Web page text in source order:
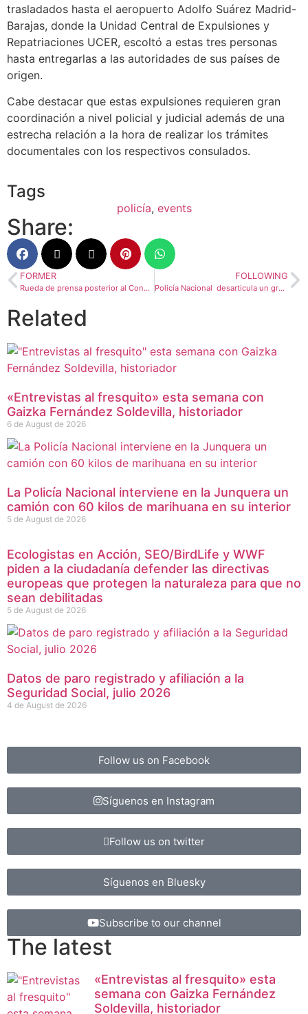
trasladados hasta el aeropuerto Adolfo Suárez Madrid-
Barajas, donde la Unidad Central de Expulsiones y
Repatriaciones UCER, escoltó a estas tres personas
hasta entregarlas a las autoridades de sus países de
origen.
Cabe destacar que estas expulsiones requieren gran
coordinación a nivel policial y judicial además de una
estrecha relación a la hora de realizar los trámites
documentales con los respectivos consulados.
Tags
policía, events
Share:
FORMER
Rueda de prensa posterior al Consejo de Ministros – 9/12/2025
FOLLOWING
Policía Nacional desarticula un grupo criminal de origen serbio dedicado al cultivo de plantaciones de marihuana
Related
«Entrevistas al fresquito» esta semana con
Gaizka Fernández Soldevilla, historiador
6 de August de 2026
La Policía Nacional interviene en la Junquera un
camión con 60 kilos de marihuana en su interior
5 de August de 2026
Ecologistas en Acción, SEO/BirdLife y WWF
piden a la ciudadanía defender las directivas
europeas que protegen la naturaleza para que no
sean debilitadas
5 de August de 2026
Datos de paro registrado y afiliación a la
Seguridad Social, julio 2026
4 de August de 2026
Follow us on Facebook
Síguenos en Instagram
Follow us on twitter
Síguenos en Bluesky
Subscribe to our channel
The latest
«Entrevistas al fresquito» esta
semana con Gaizka Fernández
Soldevilla, historiador